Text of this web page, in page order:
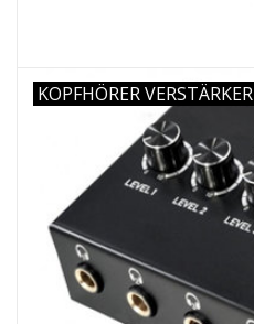
Signalprozessoren & Effekte
Star-Club Merch
Sound Equipment
Vermietung
KOPFHÖRER VERSTÄRKER